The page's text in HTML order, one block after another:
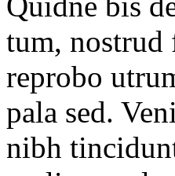
tum,
reprobo
pala sed.
nibh